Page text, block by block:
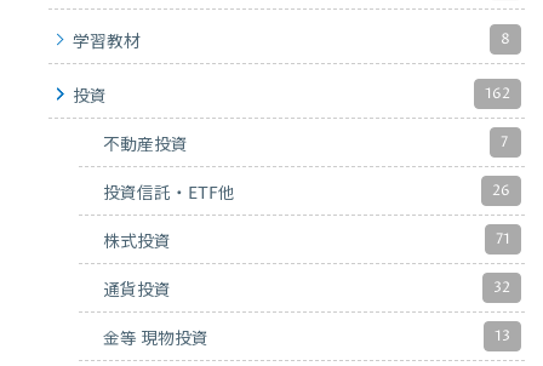
学習教材 8
投資 162
不動産投資 7
投資信託・ETF他 26
株式投資 71
通貨投資 32
金等 現物投資 13